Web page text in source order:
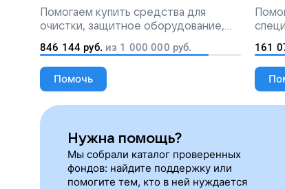
разлива мазута
Помогаем купить средства для
очистки, защитное оборудование,
лекарства, корм и предметы первой
необходимости
846 144 руб. из 1 000 000 руб.
Помочь
161
Нужна помощь?
Мы собрали каталог проверенных
фондов: найдите поддержку или
помогите тем, кто в ней нуждается